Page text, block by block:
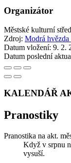
Organizátor
Městské kulturní
Zdroj: Modrá
Datum vložení: 9. 2.
Datum poslední
KALENDÁŘ
Pranostiky
Pranostika na akt.
Když v srpnu
vysuší.